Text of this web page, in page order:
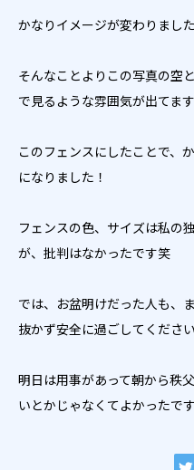
かなりイメージが変わりました
そんなことよりこの写真の空
で見るような雰囲気が出てます
このフェンスにしたことで、
になりました！
フェンスの色、サイズは私の
が、批判はなかったです笑
では、お盆明けだった人も、
抜かず安全に過ごしてください
明日は用事があって朝から秩
いとかじゃなくてよかったです